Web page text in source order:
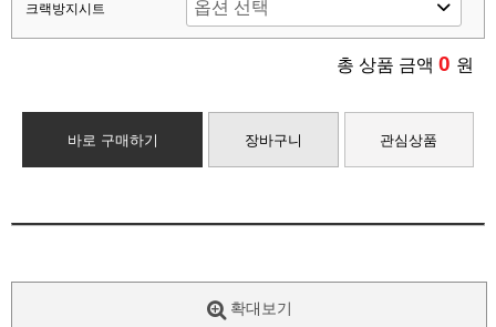
크랙방지시트
총 상품 금액 0 원
바로 구매하기 장바구니 관심상품
확대보기